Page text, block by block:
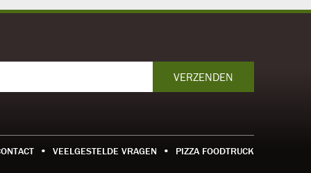
VERZENDEN
VEELGESTELDE VRAGEN PIZZA FOODTRUCK